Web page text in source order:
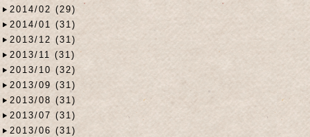
2014/02 (29)
2014/01 (31)
2013/12 (31)
2013/11 (31)
2013/10 (32)
2013/09 (31)
2013/08 (31)
2013/07 (31)
2013/06 (31)